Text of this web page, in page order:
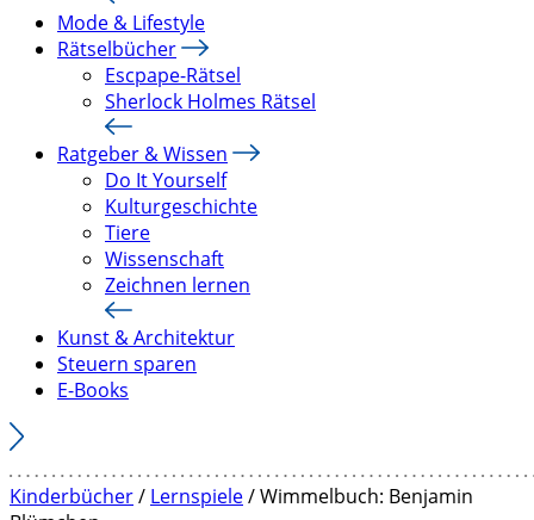
Mode & Lifestyle
Rätselbücher
Escpape-Rätsel
Sherlock Holmes Rätsel
Ratgeber & Wissen
Do It Yourself
Kulturgeschichte
Tiere
Wissenschaft
Zeichnen lernen
Kunst & Architektur
Steuern sparen
E-Books
Kinderbücher/ Lernspiele/ Wimmelbuch: Benjamin